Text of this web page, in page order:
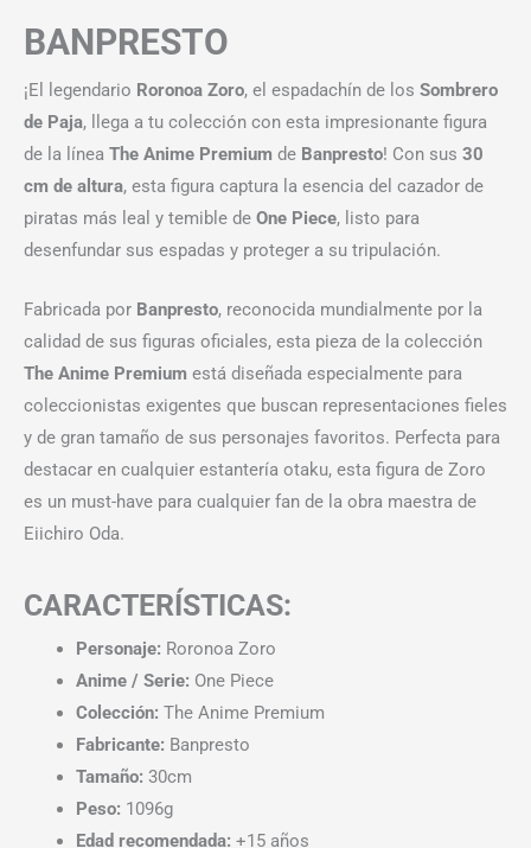
BANPRESTO
¡El legendario Roronoa Zoro, el espadachín de los Sombrero
de Paja, llega a tu colección con esta impresionante figura
de la línea The Anime Premium de Banpresto! Con sus 30
cm de altura, esta figura captura la esencia del cazador de
piratas más leal y temible de One Piece, listo para
desenfundar sus espadas y proteger a su tripulación.
Fabricada por Banpresto, reconocida mundialmente por la
calidad de sus figuras oficiales, esta pieza de la colección
The Anime Premium está diseñada especialmente para
coleccionistas exigentes que buscan representaciones fieles
y de gran tamaño de sus personajes favoritos. Perfecta para
destacar en cualquier estantería otaku, esta figura de Zoro
es un must-have para cualquier fan de la obra maestra de
Eiichiro Oda.
CARACTERÍSTICAS:
Personaje: Roronoa Zoro
Anime / Serie: One Piece
Colección: The Anime Premium
Fabricante: Banpresto
Tamaño: 30cm
Peso: 1096g
Edad recomendada: +15 años